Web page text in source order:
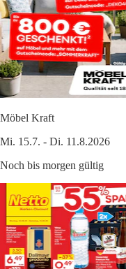
Möbel Kraft
Mi. 15.7. - Di. 11.8.2026
Noch bis morgen gültig